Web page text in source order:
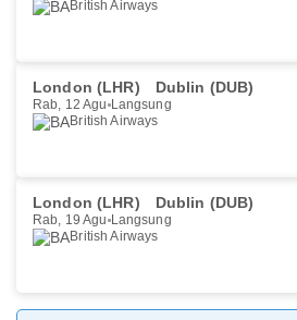
British Airways
London (LHR) Dublin (DUB)
Rab, 12 Agu Langsung
British Airways
London (LHR) Dublin (DUB)
Rab, 19 Agu Langsung
British Airways